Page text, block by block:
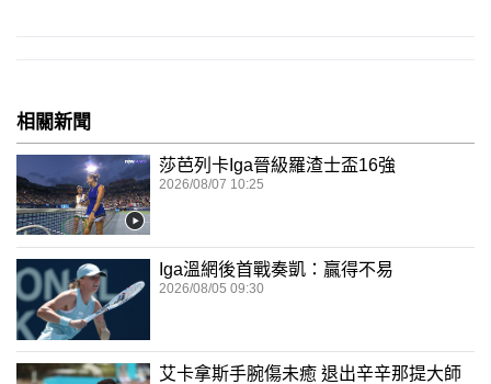
相關新聞
莎芭列卡Iga晉級羅渣士盃16強
2026/08/07 10:25
Iga溫網後首戰奏凱：贏得不易
2026/08/05 09:30
艾卡拿斯手腕傷未癒 退出辛辛那提大師